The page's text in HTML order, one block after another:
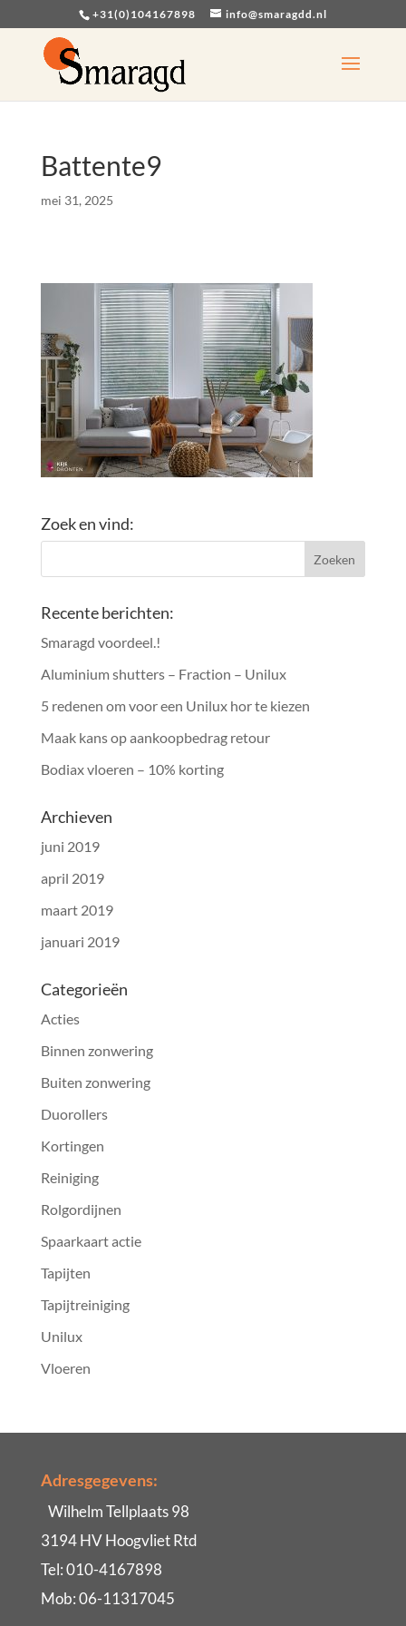
+31(0)104167898 info@smaragdd.nl
Battente9
mei 31, 2025
Zoek en vind:
Recente berichten:
Smaragd voordeel.!
Aluminium shutters – Fraction – Unilux
5 redenen om voor een Unilux hor te kiezen
Maak kans op aankoopbedrag retour
Bodiax vloeren – 10% korting
Archieven
juni 2019
april 2019
maart 2019
januari 2019
Categorieën
Acties
Binnen zonwering
Buiten zonwering
Duorollers
Kortingen
Reiniging
Rolgordijnen
Spaarkaart actie
Tapijten
Tapijtreiniging
Unilux
Vloeren
Adresgegevens:
Wilhelm Tellplaats 98
3194 HV Hoogvliet Rtd
Tel: 010-4167898
Mob: 06-11317045